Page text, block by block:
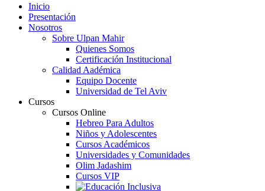
Inicio
Presentación
Nosotros
Sobre Ulpan Mahir
Quienes Somos
Certificación Institucional
Calidad Aadémica
Equipo Docente
Universidad de Tel Aviv
Cursos
Cursos Online
Hebreo Para Adultos
Niños y Adolescentes
Cursos Académicos
Universidades y Comunidades
Olim Jadashim
Cursos VIP